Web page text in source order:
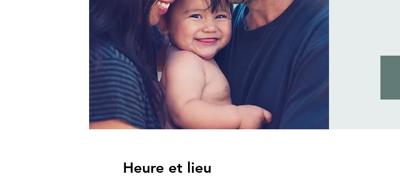
Heure et lieu